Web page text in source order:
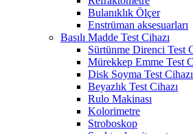
Bulanıklık Ölçer
Enstrüman aksesuarları
Basılı Madde Test Cihazı
Sürtünme Direnci Test
Mürekkep Emme Test
Disk Soyma Test Cihazı
Beyazlık Test Cihazı
Rulo Makinası
Kolorimetre
Stroboskop